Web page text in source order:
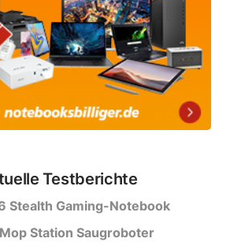
Testberichte
Stealth Gaming-Notebook
Station Saugroboter